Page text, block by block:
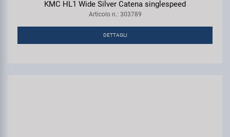
KMC HL1 Wide Silver Catena singlespeed
Articolo n.: 303789
DETTAGLI